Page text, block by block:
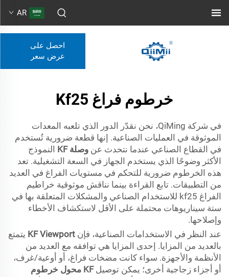
AR
احصل على
عرض سعر
خرطوم فراغ Kf25
في شركة QiMing، نحن نقدّر الدور الذي تلعبه المعدات
الموثوقة في العمليات الصناعية. إنها قطعة ضرورية تُستخدم
في القطاع الصناعي عندما نتحدث عن وصلة KF
النموذج
الأكثر وضوحًا الذي يستخدم الجهاز في السعة التشغيلية. تعد
هذه الخرطوم ضرورية للتحكم في مستويات الفراغ في العديد
من التطبيقات. تابع القراءة بينما نناقش موثوقية خراطيم
الفراغ kf25 للاستخدام الصناعي والمشكلات المتعلقة بها في
ستة سيناريوهات محتملة على الأقل لاستكشاف الأخطاء
وإصلاحها.
عند النظر في الاستخدامات الصناعية، فإن KF Viewport يتمتع
بالعديد من المزايا. إحدى المزايا هي توافقه مع العديد من
الأنظمة والأجهزة. سواء كانت مضخات فراغ، أو أوعية/غرف،
أو أجزاء زجاجية أخرى؛ يمكن توصيلKF محول خرطوم